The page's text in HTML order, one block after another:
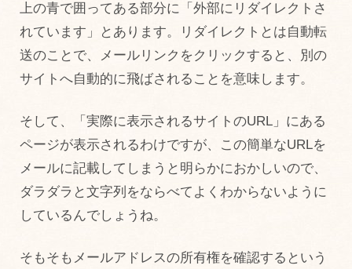
上の青で囲ってある部分に「外部にリダイレクトさ
れています」とあります。リダイレクトとは自動転
送のことで、メールリンクをクリックすると、別の
サイトへ自動的に飛ばされることを意味します。
そして、「実際に表示されるサイトのURL」にある
ページが表示されるわけですが、この簡単なURLを
メールに記載してしまうと明らかにおかしいので、
ダラダラと文字列をならべてよくわからないように
しているんでしょうね。
そもそもメールアドレスの所有権を確認するという